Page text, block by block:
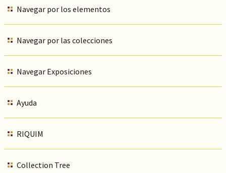
Navegar por los elementos
Navegar por las colecciones
Navegar Exposiciones
Ayuda
RIQUIM
Collection Tree